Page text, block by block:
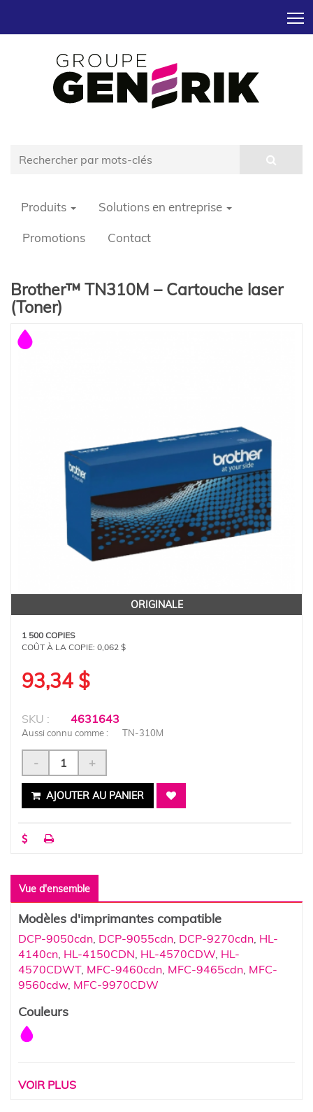
Produits Solutions en entreprise
Promotions Contact
Brother™ TN310M – Cartouche laser
(Toner)
ORIGINALE
1 500 COPIES
COÛT À LA COPIE: 0,062 $
93,34 $
SKU : 4631643
Aussi connu comme : TN-310M
- +
AJOUTER AU PANIER
Vue d'ensemble
Modèles d'imprimantes compatible
DCP-9050cdn DCP-9055cdn DCP-9270cdn HL-
4140cn HL-4150CDN HL-4570CDW HL-
4570CDWT, MFC-9460cdn MFC-9465cdn MFC-
9560cdw, MFC-9970CDW
Couleurs
VOIR PLUS